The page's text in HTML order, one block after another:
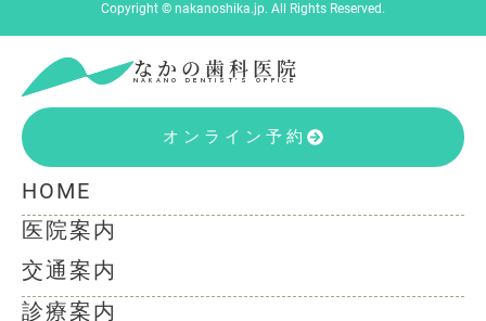
Copyright © nakanoshika.jp. All Rights Reserved.
なかの歯科医院
NAKANO DENTIST’S OFFICE
オンライン予約
HOME
医院案内
交通案内
診療案内